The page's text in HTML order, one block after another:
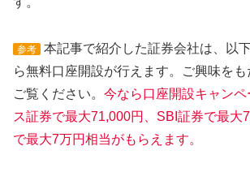
参考
本記事で紹介した証券会社は、以
ら無料口座開設が行えます。ご興味を
ご覧ください。 今なら口座開設キャン
ス証券で最大71,000円、SBI証券で最大
で最大7万円相当がもらえます。